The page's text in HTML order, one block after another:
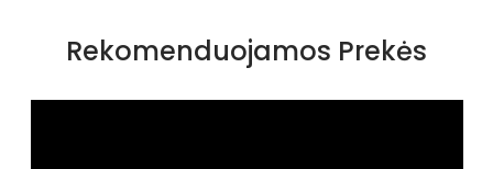
Rekomenduojamos Prekės